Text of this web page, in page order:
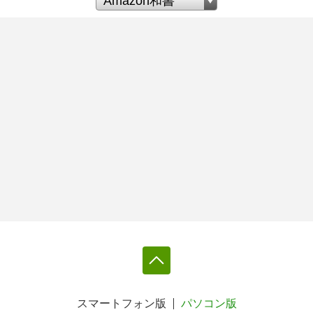
スマートフォン版 パソコン版